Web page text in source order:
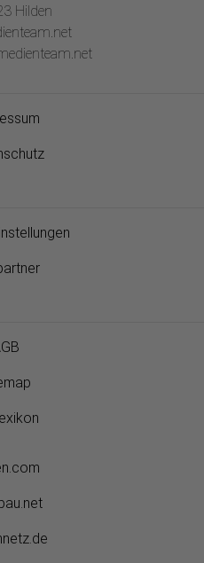
Hilden